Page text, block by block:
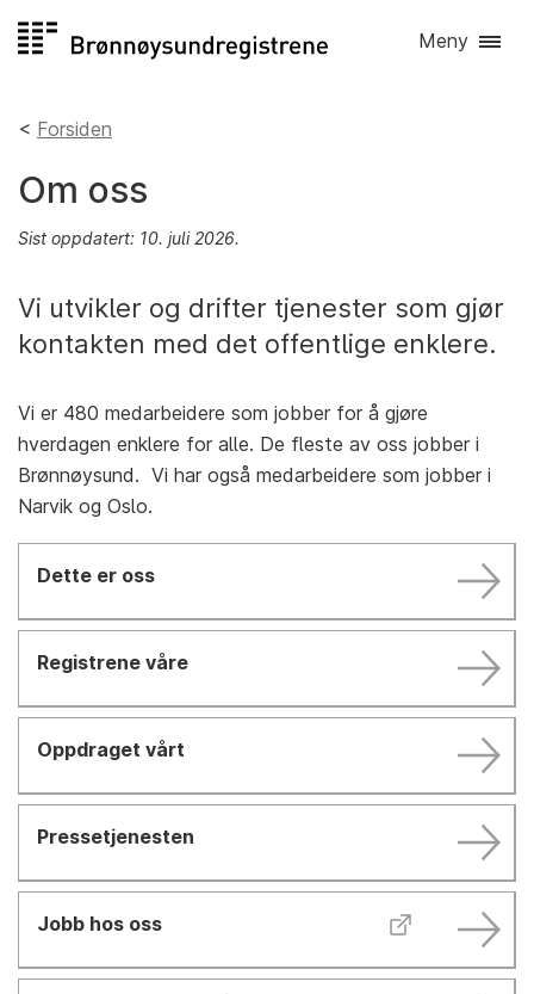
til
Meny
Forsiden
Om oss
Sist oppdatert: 10. juli 2026.
Vi utvikler og drifter tjenester som gjør
kontakten med det offentlige enklere.
Vi er 480 medarbeidere som jobber for å gjøre
hverdagen enklere for alle. De fleste av oss jobber i
Brønnøysund. Vi har også medarbeidere som jobber i
Narvik og Oslo.
Dette er oss
Registrene våre
Oppdraget vårt
Pressetjenesten
Jobb hos oss